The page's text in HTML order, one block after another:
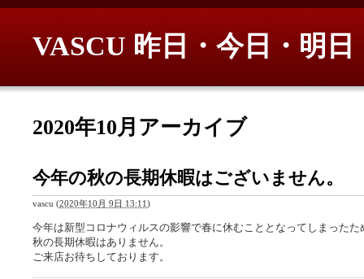
VASCU 昨日・今日・明日
2020年10月アーカイブ
今年の秋の長期休暇はございません。
vascu (2020年10月 9日 13:11)
今年は新型コロナウィルスの影響で春に休むこととなってしまったた
秋の長期休暇はありません。
ご来店お待ちしております。